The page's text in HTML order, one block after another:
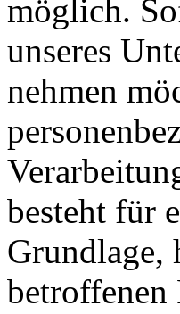
möglich.
unseres
nehmen
besteht für
Grundlage,
betroffenen